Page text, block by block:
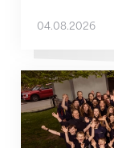
04.08.2026
Quand